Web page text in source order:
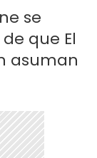
se
que El
asuman